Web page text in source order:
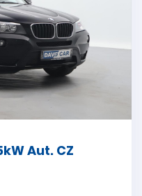
Aut. CZ